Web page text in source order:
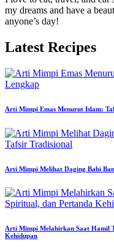
my dreams and have a
anyone’s day!
Latest Recipes
Arti Mimpi Emas Menurut Islam:
Arti Mimpi Melihat Daging Babi
Arti Mimpi Melahirkan Saat Hamil
Kehidupan